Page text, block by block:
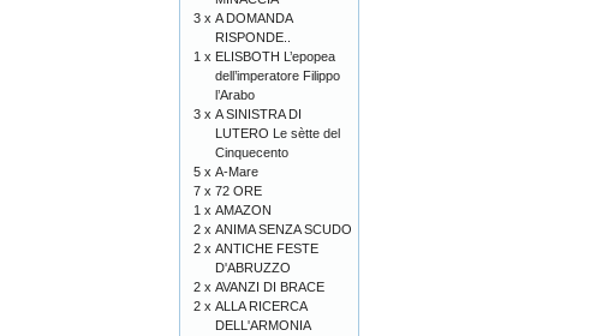
3 x A DOMANDA
RISPONDE..
1 x ELISBOTH L’epopea
dell’imperatore Filippo
l’Arabo
3 x A SINISTRA DI
LUTERO Le sètte del
Cinquecento
5 x A-Mare
7 x 72 ORE
1 x AMAZON
2 x ANIMA SENZA SCUDO
2 x ANTICHE FESTE
D'ABRUZZO
2 x AVANZI DI BRACE
2 x ALLA RICERCA
DELL'ARMONIA